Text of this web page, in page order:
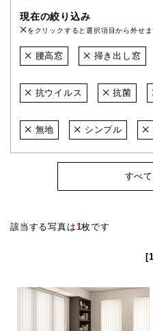
現在の絞り込み
をクリックすると選択項目から外せま
腰高窓 掃き出し窓
抗ウイルス 抗菌
無地 シンプル
すべ
該当する写真は1枚です